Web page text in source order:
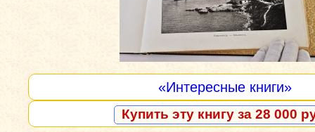
«Интересные книги»
Купить эту книгу за 28 000